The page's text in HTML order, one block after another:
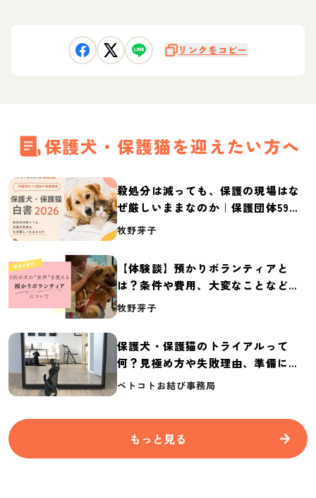
リンクをコピー
保護犬・保護猫を迎えたい方へ
殺処分は減っても、保護の現場はな
ぜ厳しいままなのか｜保護団体59団
体の実態調査【保護犬・保護猫白書
牧野芽子
【体験談】預かりボランティアと
は？条件や費用、大変なことなど紹
介
牧野芽子
保護犬・保護猫のトライアルって
何？見極め方や失敗理由、準備に必
要なものを紹介
ペトコトお結び事務局
もっと見る